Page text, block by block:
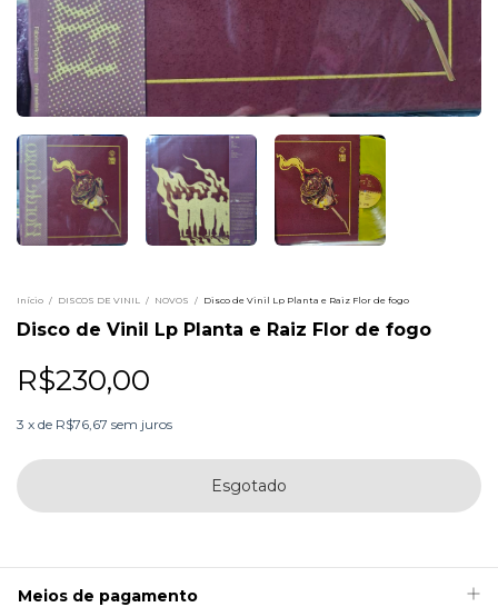
Início / DISCOS DE VINIL / NOVOS / Disco de Vinil Lp Planta e Raiz Flor de fogo
Disco de Vinil Lp Planta e Raiz Flor de fogo
R$230,00
3 x de R$76,67 sem juros
Meios de pagamento